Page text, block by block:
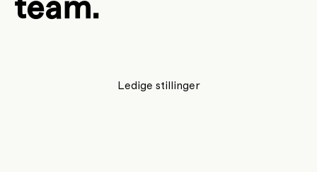
team.
Ledige stillinger